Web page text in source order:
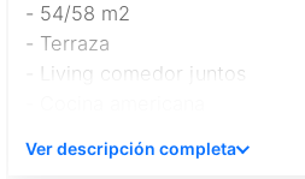
- 54/58 m2
- Terraza
- Living comedor juntos
- 2 dormitorios amplios
Ver descripción completa